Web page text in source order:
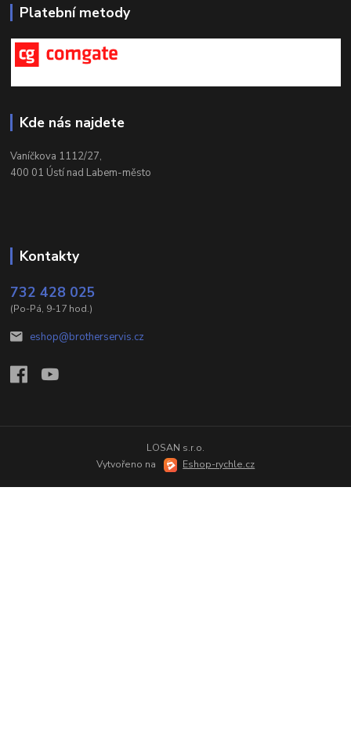
Platební metody
Kde nás najdete
Vaníčkova 1112/27,
400 01 Ústí nad Labem-město
Kontakty
732 428 025
(Po-Pá, 9-17 hod.)
eshop@brotherservis.cz
LOSAN s.r.o.
Vytvořeno na
Eshop-rychle.cz